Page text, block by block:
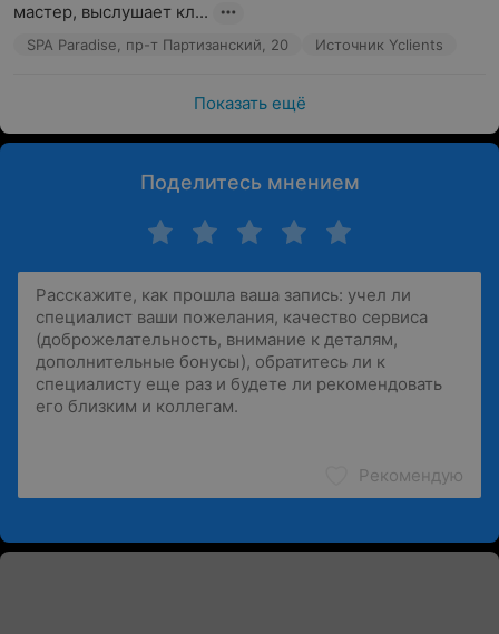
мастер, выслушает кл...
SPA Paradise, пр-т Партизанский, 20 Источник Yclients
Показать ещё
Поделитесь мнением
Рекомендую